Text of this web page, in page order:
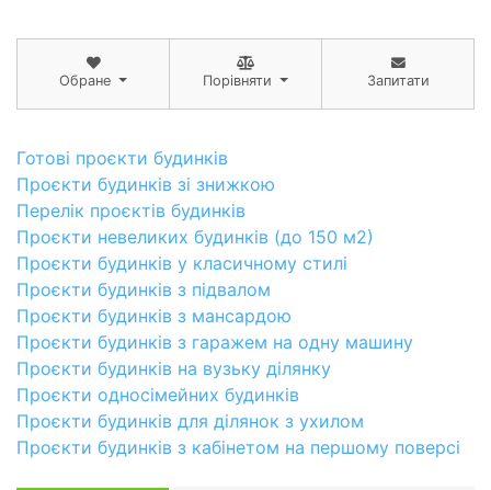
Обране Порівняти Запитати
Готові проєкти будинків
Проєкти будинків зі знижкою
Перелік проєктів будинків
Проєкти невеликих будинків (до 150 м2)
Проєкти будинків у класичному стилі
Проєкти будинків з підвалом
Проєкти будинків з мансардою
Проєкти будинків з гаражем на одну машину
Проєкти будинків на вузьку ділянку
Проєкти односімейних будинків
Проєкти будинків для ділянок з ухилом
Проєкти будинків з кабінетом на першому поверсі